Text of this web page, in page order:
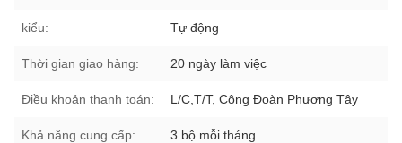
kiểu: Tự động
Thời gian giao hàng: 20 ngày làm việc
Điều khoản thanh toán: L/C,T/T, Công Đoàn Phương Tây
Khả năng cung cấp: 3 bộ mỗi tháng